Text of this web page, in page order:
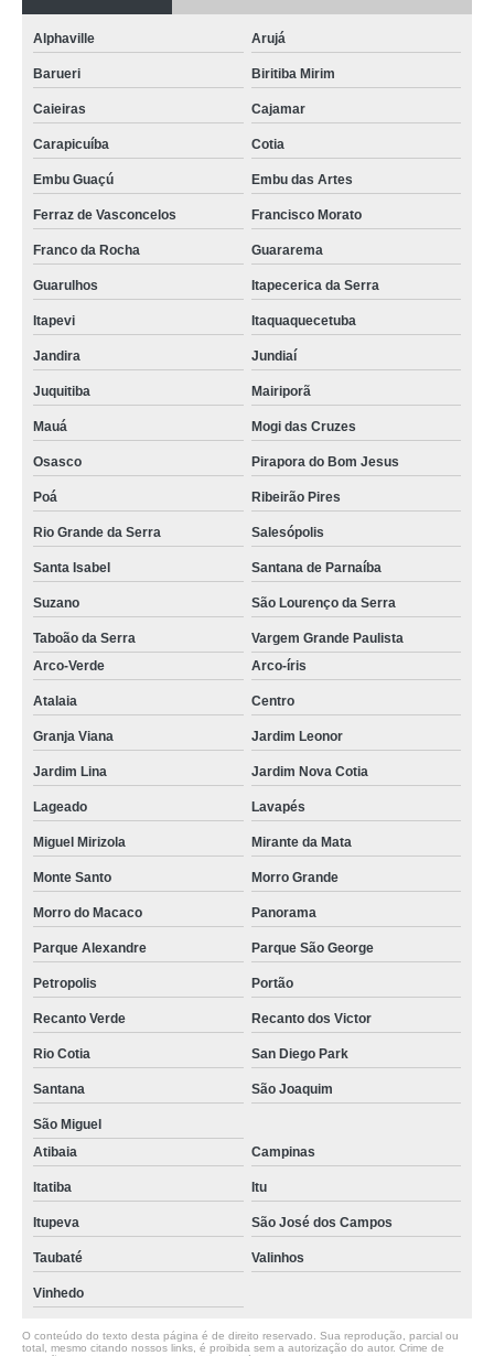
Alphaville Arujá
Barueri Biritiba Mirim
Caieiras Cajamar
Carapicuíba Cotia
Embu Guaçú Embu das Artes
Ferraz de Vasconcelos Francisco Morato
Franco da Rocha Guararema
Guarulhos Itapecerica da Serra
Itapevi Itaquaquecetuba
Jandira Jundiaí
Juquitiba Mairiporã
Mauá Mogi das Cruzes
Osasco Pirapora do Bom Jesus
Poá Ribeirão Pires
Rio Grande da Serra Salesópolis
Santa Isabel Santana de Parnaíba
Suzano São Lourenço da Serra
Taboão da Serra
Vargem Grande Paulista
Arco-Verde
Arco-íris
Atalaia Centro
Granja Viana Jardim Leonor
Jardim Lina Jardim Nova Cotia
Lageado Lavapés
Miguel Mirizola Mirante da Mata
Monte Santo Morro Grande
Morro do Macaco Panorama
Parque Alexandre Parque São George
Petropolis Portão
Recanto Verde Recanto dos Victor
Rio Cotia San Diego Park
Santana São Joaquim
São Miguel
Atibaia
Campinas
Itatiba Itu
Itupeva São José dos Campos
Taubaté Valinhos
Vinhedo
O conteúdo do texto desta página é de direito reservado. Sua reprodução, parcial ou
total, mesmo citando nossos links, é proibida sem a autorização do autor. Crime de